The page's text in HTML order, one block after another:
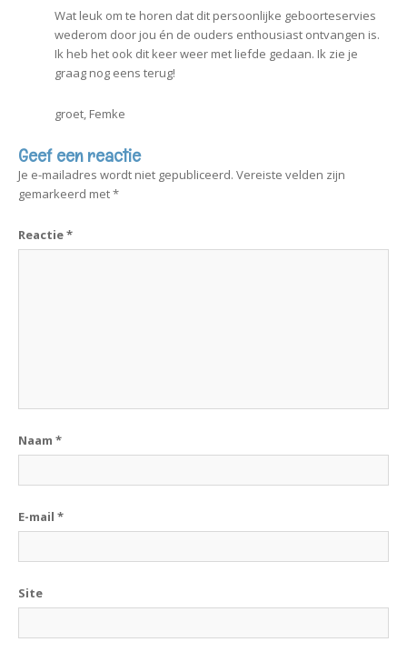
Wat leuk om te horen dat dit persoonlijke geboorteservies
wederom door jou én de ouders enthousiast ontvangen is.
Ik heb het ook dit keer weer met liefde gedaan. Ik zie je
graag nog eens terug!
groet, Femke
Geef een reactie
Je e-mailadres wordt niet gepubliceerd. Vereiste velden zijn
gemarkeerd met*
Reactie*
Naam *
E-mail *
Site